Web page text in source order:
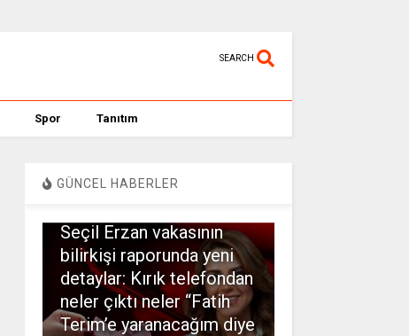
SEARCH
Spor Tanıtım
GÜNCEL HABERLER
Seçil Erzan vakasının
bilirkişi raporunda yeni
detaylar: Kırık telefondan
neler çıktı neler “Fatih
Terim’e yaranacağım diye